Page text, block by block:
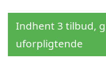
Indhent 3 tilbud,
uforpligtende